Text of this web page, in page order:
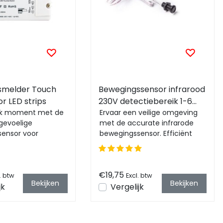
Touch
LED strips
moment met de
voor
btw
Bekijken
Bewegingssensor infrarood
230V detectiebereik 1-6
cm
Ervaar een veilige omgeving
met de accurate infrarode
bewegingssensor. Efficiënt
bereik van 1-6 cm, praktische
afmetinge...
€19,75 Excl. btw
Vergelijk Bekijken